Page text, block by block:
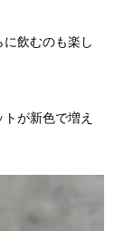
飲むのも楽し
が新色で増え